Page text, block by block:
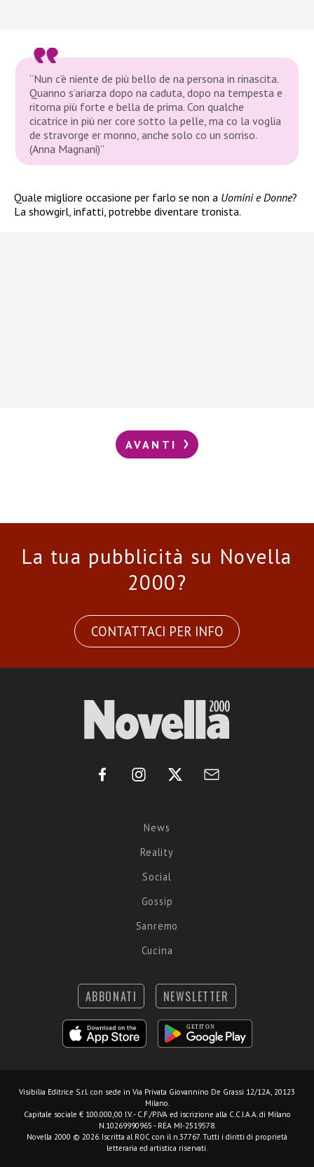
“Nun c’è niente de più bello de na persona in rinascita.
Quanno s’ariarza dopo na caduta, dopo na tempesta e
ritorna più forte e bella de prima. Con qualche
cicatrice in più ner core sotto la pelle, ma co la voglia
de stravorge er monno, anche solo co un sorriso.
(Anna Magnani)”
Quale migliore occasione per farlo se non a Uomini e Donne?
La showgirl, infatti, potrebbe diventare tronista.
AVANTI
La tua pubblicità su Novella
2000?
CONTATTACI PER INFO
News
Reality
Social
Gossip
Sanremo
Cucina
ABBONATI NEWSLETTER
Visibilia Editrice S.r.l. con sede in Via Privata Giovannino De Grassi 12/12A, 20123
Milano.
Capitale sociale € 100.000,00 I.V. - C.F./P.IVA ed iscrizione alla C.C.I.A.A. di Milano
N.10269990965 - REA MI-2519578.
Novella 2000 © 2026. Iscritta al ROC con il n.37767. Tutti i diritti di proprietà
letteraria ed artistica riservati.